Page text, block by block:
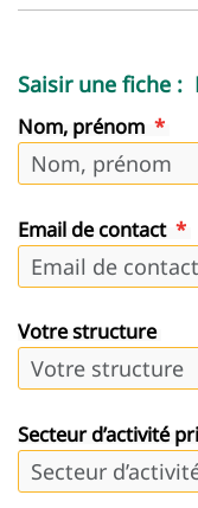
Saisir une fiche :
Nom, prénom
Email de contact
Votre structure
Secteur d’activité